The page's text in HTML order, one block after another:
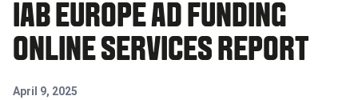
IAB EUROPE AD FUNDING
ONLINE SERVICES REPORT
April 9, 2025